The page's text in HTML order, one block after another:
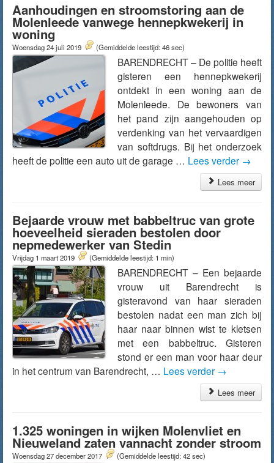
Aanhoudingen en stroomstoring aan de
Molenleede vanwege hennepkwekerij in
woning
Woensdag 24 juli 2019 (Gemiddelde leestijd: 46 sec)
BARENDRECHT – De politie heeft
gisteren een hennepkwekerij
ontdekt in een woning aan de
Molenleede. De bewoners van
het pand zijn aangehouden op
verdenking van het vervaardigen
van softdrugs. Bij het onderzoek
heeft de politie een auto uit de garage … Lees verder →
Lees meer
Bejaarde vrouw met babbeltruc van grote
hoeveelheid sieraden bestolen door
nepmedewerker van Stedin
Vrijdag 1 maart 2019 (Gemiddelde leestijd: 1 min)
BARENDRECHT – Een bejaarde
vrouw uit Barendrecht is
gisteravond van haar sieraden
bestolen nadat een man zich bij
haar naar binnen wist te kletsen
met een babbeltruc. Gisteren
stond er een man voor haar deur
in het centrum van Barendrecht, … Lees verder →
Lees meer
1.325 woningen in wijken Molenvliet en
Nieuweland zaten vannacht zonder stroom
Woensdag 27 december 2017 (Gemiddelde leestijd: 42 sec)